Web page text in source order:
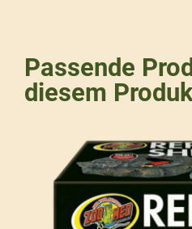
Passende
diesem